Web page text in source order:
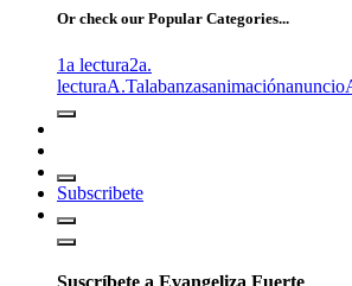
Or check our Popular Categories...
1a lectura2a.
lecturaA.Talabanzasanimaciónanuncio
Subscribete
Suscríbete a Evangeliza Fuerte